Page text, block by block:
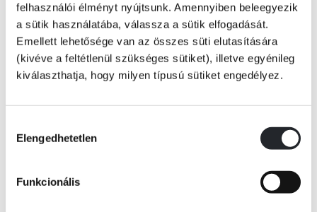
felhasználói élményt nyújtsunk. Amennyiben beleegyezik
a sütik használatába, válassza a sütik elfogadását.
Emellett lehetősége van az összes süti elutasítására
(kivéve a feltétlenül szükséges sütiket), illetve egyénileg
kiválaszthatja, hogy milyen típusú sütiket engedélyez.
kiválasztása
Elengedhetetlen
Funkcionális
Szaúd-Arábia.
Egy tudós férfi titkos üzenetet súg hóhérjának, mielőtt az lefejezi.
Afganisztán.
Tovább
KÖNYV ADATAI
VIDEÓK
RÉSZLET A KÖNYVBŐL